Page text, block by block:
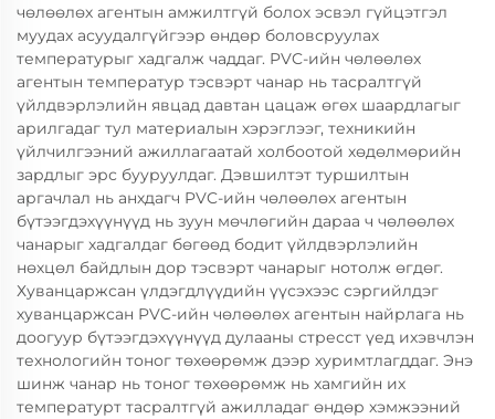
чөлөөлөх агентын амжилтгүй болох эсвэл гүйцэтгэл
муудах асуудалгүйгээр өндөр боловсруулах
температурыг хадгалж чаддаг. PVC-ийн чөлөөлөх
агентын температур тэсвэрт чанар нь тасралтгүй
үйлдвэрлэлийн явцад давтан цацаж өгөх шаардлагыг
арилгадаг тул материалын хэрэглээг, техникийн
үйлчилгээний ажиллагаатай холбоотой хөдөлмөрийн
зардлыг эрс бууруулдаг. Дэвшилтэт туршилтын
аргачлал нь анхдагч PVC-ийн чөлөөлөх агентын
бүтээгдэхүүнүүд нь зуун мөчлөгийн дараа ч чөлөөлөх
чанарыг хадгалдаг бөгөөд бодит үйлдвэрлэлийн
нөхцөл байдлын дор тэсвэрт чанарыг нотолж өгдөг.
Хуванцаржсан үлдэгдлүүдийн үүсэхээс сэргийлдэг
хуванцаржсан PVC-ийн чөлөөлөх агентын найрлага нь
доогуур бүтээгдэхүүнүүд дулааны стресст үед ихэвчлэн
технологийн тоног төхөөрөмж дээр хуримтлагддаг. Энэ
шинж чанар нь тоног төхөөрөмж нь хамгийн их
температурт тасралтгүй ажилладаг өндөр хэмжээний